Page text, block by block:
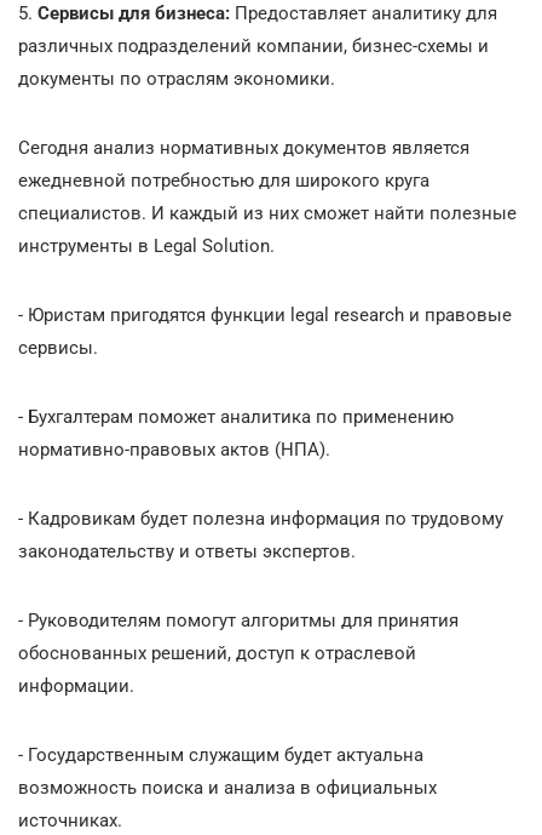
5. Сервисы для бизнеса: Предоставляет аналитику для
различных подразделений компании, бизнес-схемы и
документы по отраслям экономики.
Сегодня анализ нормативных документов является
ежедневной потребностью для широкого круга
специалистов. И каждый из них сможет найти полезные
инструменты в Legal Solution.
- Юристам пригодятся функции legal research и правовые
сервисы.
- Бухгалтерам поможет аналитика по применению
нормативно-правовых актов (НПА).
- Кадровикам будет полезна информация по трудовому
законодательству и ответы экспертов.
- Руководителям помогут алгоритмы для принятия
обоснованных решений, доступ к отраслевой
информации.
- Государственным служащим будет актуальна
возможность поиска и анализа в официальных
источниках.